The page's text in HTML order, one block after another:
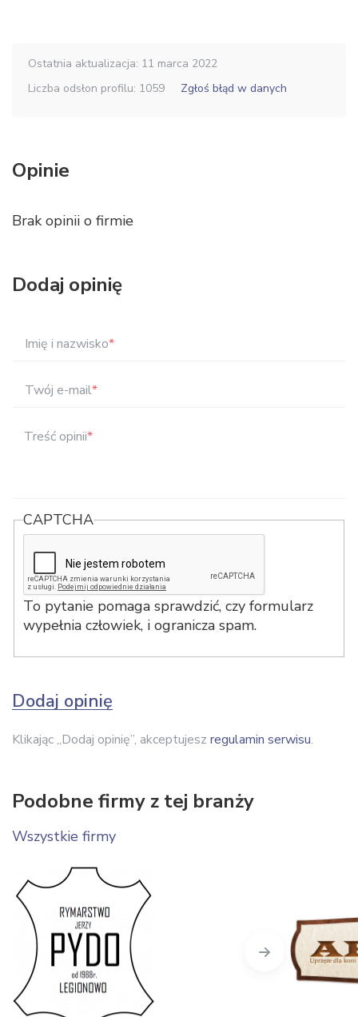
Ostatnia aktualizacja: 11 marca 2022
Liczba odsłon profilu: 1059
Zgłoś błąd w danych
Opinie
Brak opinii o firmie
Dodaj opinię
Imię i nazwisko*
Twój e-mail*
Treść opinii*
CAPTCHA
To pytanie pomaga sprawdzić, czy formularz
wypełnia człowiek, i ogranicza spam.
Dodaj opinię
Klikając „Dodaj opinię”, akceptujesz regulamin serwisu.
Podobne firmy z tej branży
Wszystkie firmy
Next